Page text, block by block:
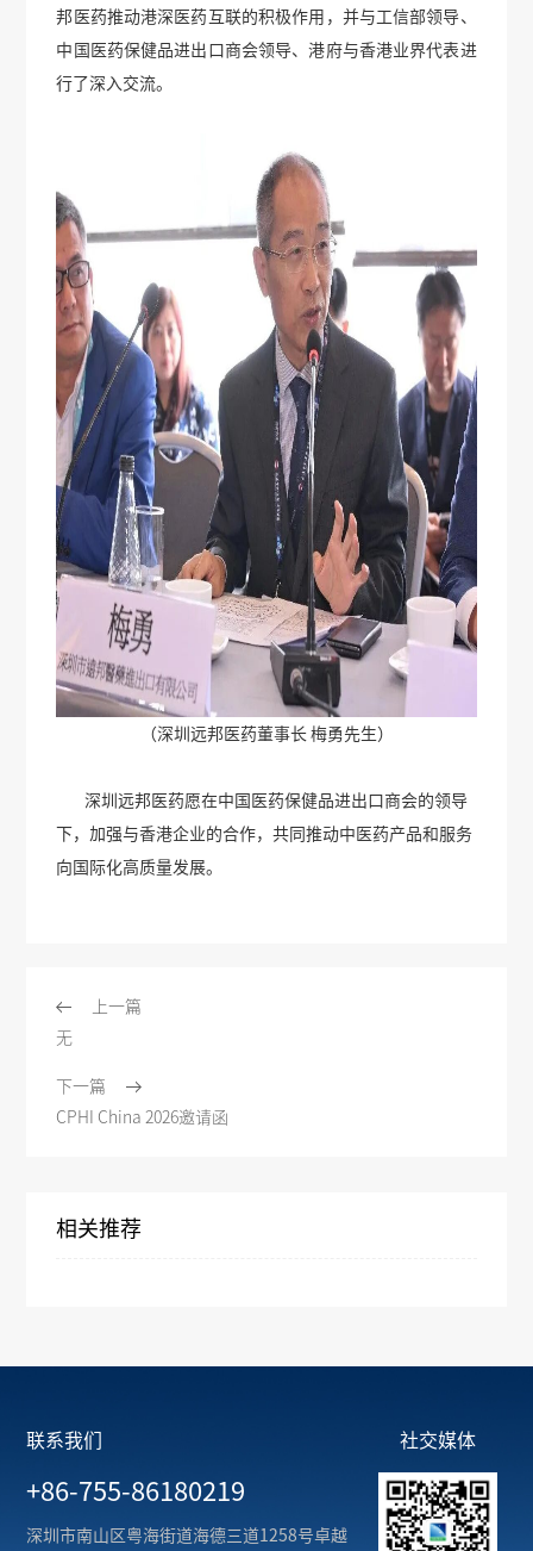
邦医药推动港深医药互联的积极作用，并与工信部领导、
中国医药保健品进出口商会领导、港府与香港业界代表进
行了深入交流。
（深圳远邦医药董事长 梅勇先生）
深圳远邦医药愿在中国医药保健品进出口商会的领导
下，加强与香港企业的合作，共同推动中医药产品和服务
向国际化高质量发展。
上一篇
无
下一篇
CPHI China 2026邀请函
相关推荐
联系我们
+86-755-86180219
深圳市南山区粤海街道海德三道1258号卓越
社交媒体